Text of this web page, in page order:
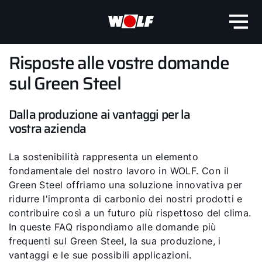
Risposte alle vostre domande
sul Green Steel
Dalla produzione ai vantaggi per la
vostra azienda
La sostenibilità rappresenta un elemento
fondamentale del nostro lavoro in WOLF. Con il
Green Steel offriamo una soluzione innovativa per
ridurre l'impronta di carbonio dei nostri prodotti e
contribuire così a un futuro più rispettoso del clima.
In queste FAQ rispondiamo alle domande più
frequenti sul Green Steel, la sua produzione, i
vantaggi e le sue possibili applicazioni.